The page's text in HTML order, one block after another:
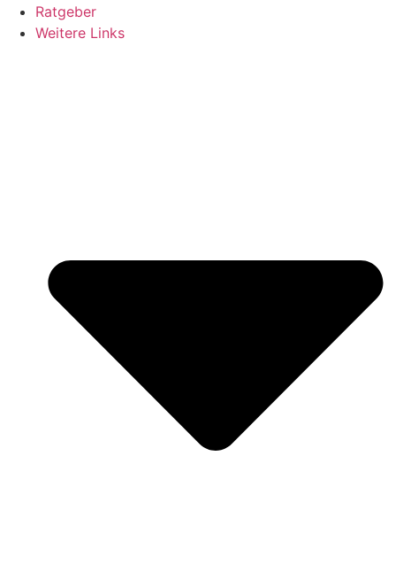
Ratgeber
Weitere Links